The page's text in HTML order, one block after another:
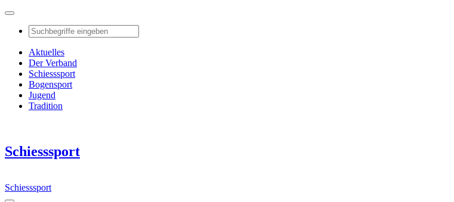
Aktuelles
Der Verband
Schiesssport
Bogensport
Jugend
Tradition
Schiesssport
Schiesssport